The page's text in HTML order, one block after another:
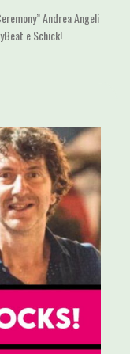
Andrea Angeli
e Schick!